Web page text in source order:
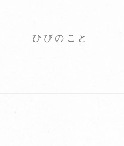
ひびのこと